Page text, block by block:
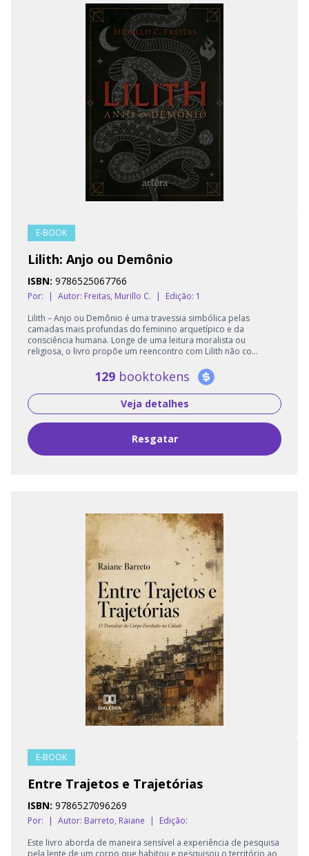
E-BOOK
Lilith: Anjo ou Demônio
ISBN: 9786525067766
Por: | Autor: Freitas, Murillo C. |
Edição: 1
Lilith – Anjo ou Demônio é uma travessia simbólica pelas
camadas mais profundas do feminino arquetípico e da
consciência humana. Longe de uma leitura moralista ou
religiosa, o livro propõe um reencontro com Lilith não co...
129 booktokens
Veja detalhes
Resgatar
E-BOOK
Entre Trajetos e Trajetórias
ISBN: 9786527096269
Por: | Autor: Barreto, Raiane |
Edição:
Este livro aborda de maneira sensível a experiência de pesquisa
pela lente de um corpo que habitou e pesquisou o território ao